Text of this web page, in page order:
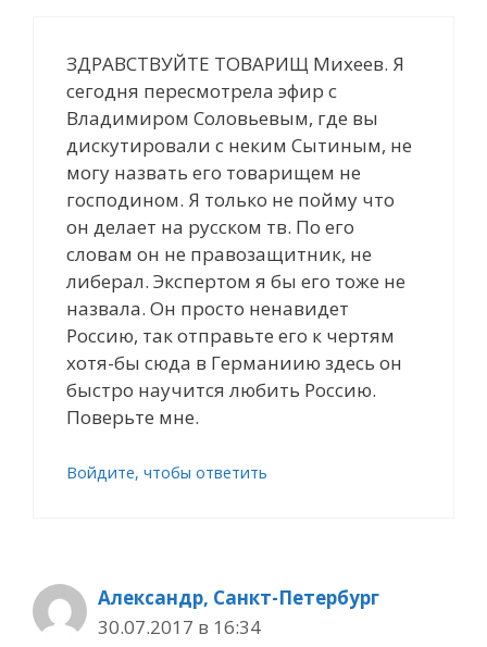
ЗДРАВСТВУЙТЕ ТОВАРИЩ Михеев. Я
сегодня пересмотрела эфир с
Владимиром Соловьевым, где вы
дискутировали с неким Сытиным, не
могу назвать его товарищем не
господином. Я только не пойму что
он делает на русском тв. По его
словам он не правозащитник, не
либерал. Экспертом я бы его тоже не
назвала. Он просто ненавидет
Россию, так отправьте его к чертям
хотя-бы сюда в Германиию здесь он
быстро научится любить Россию.
Поверьте мне.
Войдите, чтобы ответить
Александр, Санкт-Петербург
30.07.2017 в 16:34